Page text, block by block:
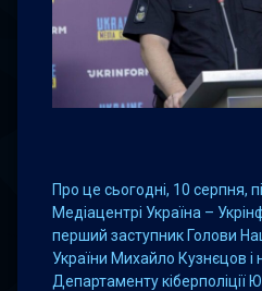
Про це сьогодні, 10 серпня,
Медіацентрі Україна –
перший заступник Голови
України Михайло Кузнєцов і
Департаменту кіберполіції